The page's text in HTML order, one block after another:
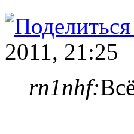
2011, 21:25
rn1nhf: